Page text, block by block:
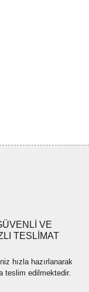
VE
TESLİMAT
hızla hazırlanarak
teslim edilmektedir.